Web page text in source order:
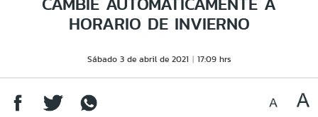
HORARIO DE INVIERNO
Sábado 3 de abril de 2021 17:09 hrs